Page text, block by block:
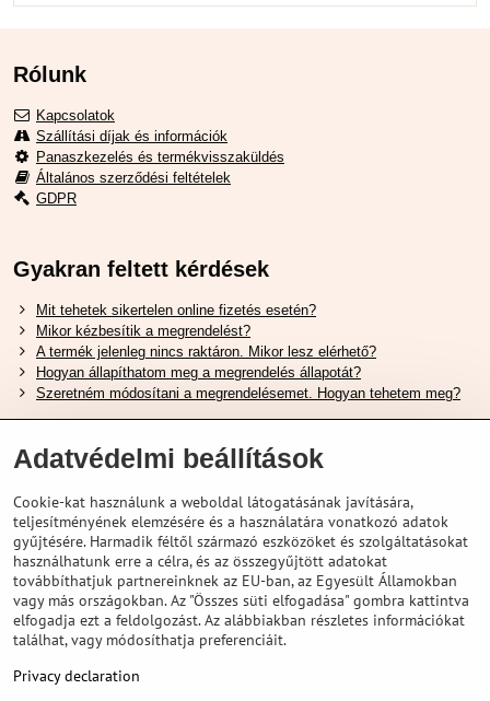
Rólunk
Kapcsolatok
Szállítási díjak és információk
Panaszkezelés és termékvisszaküldés
Általános szerződési feltételek
GDPR
Gyakran feltett kérdések
Mit tehetek sikertelen online fizetés esetén?
Mikor kézbesítik a megrendelést?
A termék jelenleg nincs raktáron. Mikor lesz elérhető?
Hogyan állapíthatom meg a megrendelés állapotát?
Szeretném módosítani a megrendelésemet. Hogyan tehetem meg?
Hasznos Linkek
Hogyan válasszuk ki a megfelelő felfüggesztési villát ?
Hogyan válasszuk ki a megfelelő méretű sisakot?
Shimano E-Bike Akkumulátor Útmutató
Schwalbe Tubeless Gumik Felfedezése
Adatvédelmi beállítások
Cookie-kat használunk a weboldal látogatásának javítására,
teljesítményének elemzésére és a használatára vonatkozó adatok
gyűjtésére. Harmadik féltől származó eszközöket és szolgáltatásokat
használhatunk erre a célra, és az összegyűjtött adatokat
továbbíthatjuk partnereinknek az EU-ban, az Egyesült Államokban
vagy más országokban. Az "Összes süti elfogadása" gombra kattintva
elfogadja ezt a feldolgozást. Az alábbiakban részletes információkat
találhat, vagy módosíthatja preferenciáit.
Privacy declaration